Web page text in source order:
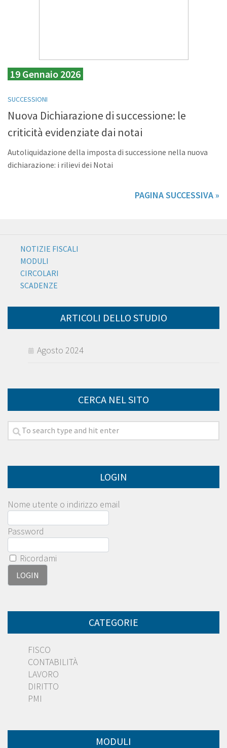
19 Gennaio 2026
SUCCESSIONI
Nuova Dichiarazione di successione: le
criticità evidenziate dai notai
Autoliquidazione della imposta di successione nella nuova
dichiarazione: i rilievi dei Notai
PAGINA SUCCESSIVA »
NOTIZIE FISCALI
MODULI
CIRCOLARI
SCADENZE
ARTICOLI DELLO STUDIO
Agosto 2024
CERCA NEL SITO
LOGIN
Nome utente o indirizzo email
Password
Ricordami
CATEGORIE
FISCO
CONTABILITÀ
LAVORO
DIRITTO
PMI
MODULI